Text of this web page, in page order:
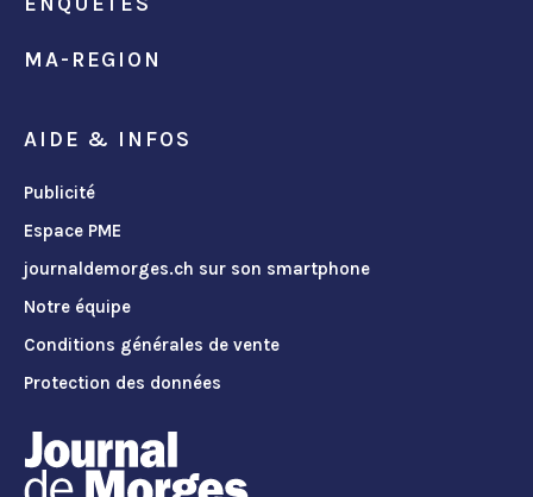
MA-REGION
AIDE & INFOS
Publicité
Espace PME
journaldemorges.ch sur son smartphone
Notre équipe
Conditions générales de vente
Protection des données